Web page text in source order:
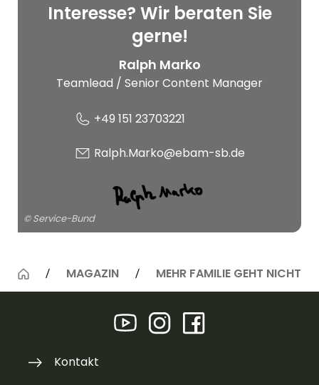
© Service-Bund
Interesse? Wir beraten Sie
gerne!
Ralph Marko
Teamlead / Senior Content Manager
+49 151 23703221
Ralph.Marko@ebam-sb.de
© Service-Bund
MAGAZIN MEHR FAMILIE GEHT NICHT
Kontakt